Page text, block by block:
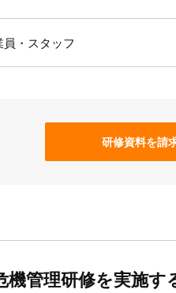
・スタッフ
研修資料を請
機管理研修を実施す